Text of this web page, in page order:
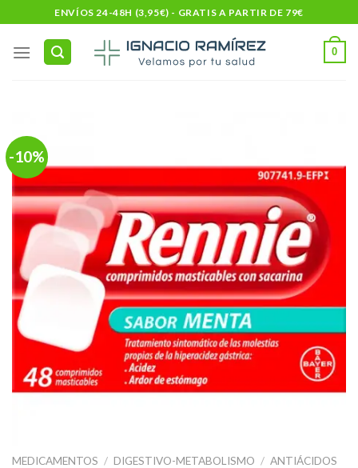
to
content
ENVÍOS 24-48H (3,95€) - GRATIS A PARTIR DE 79€
0
-10%
MEDICAMENTOS / DIGESTIVO-METABOLISMO / ANTIÁCIDOS